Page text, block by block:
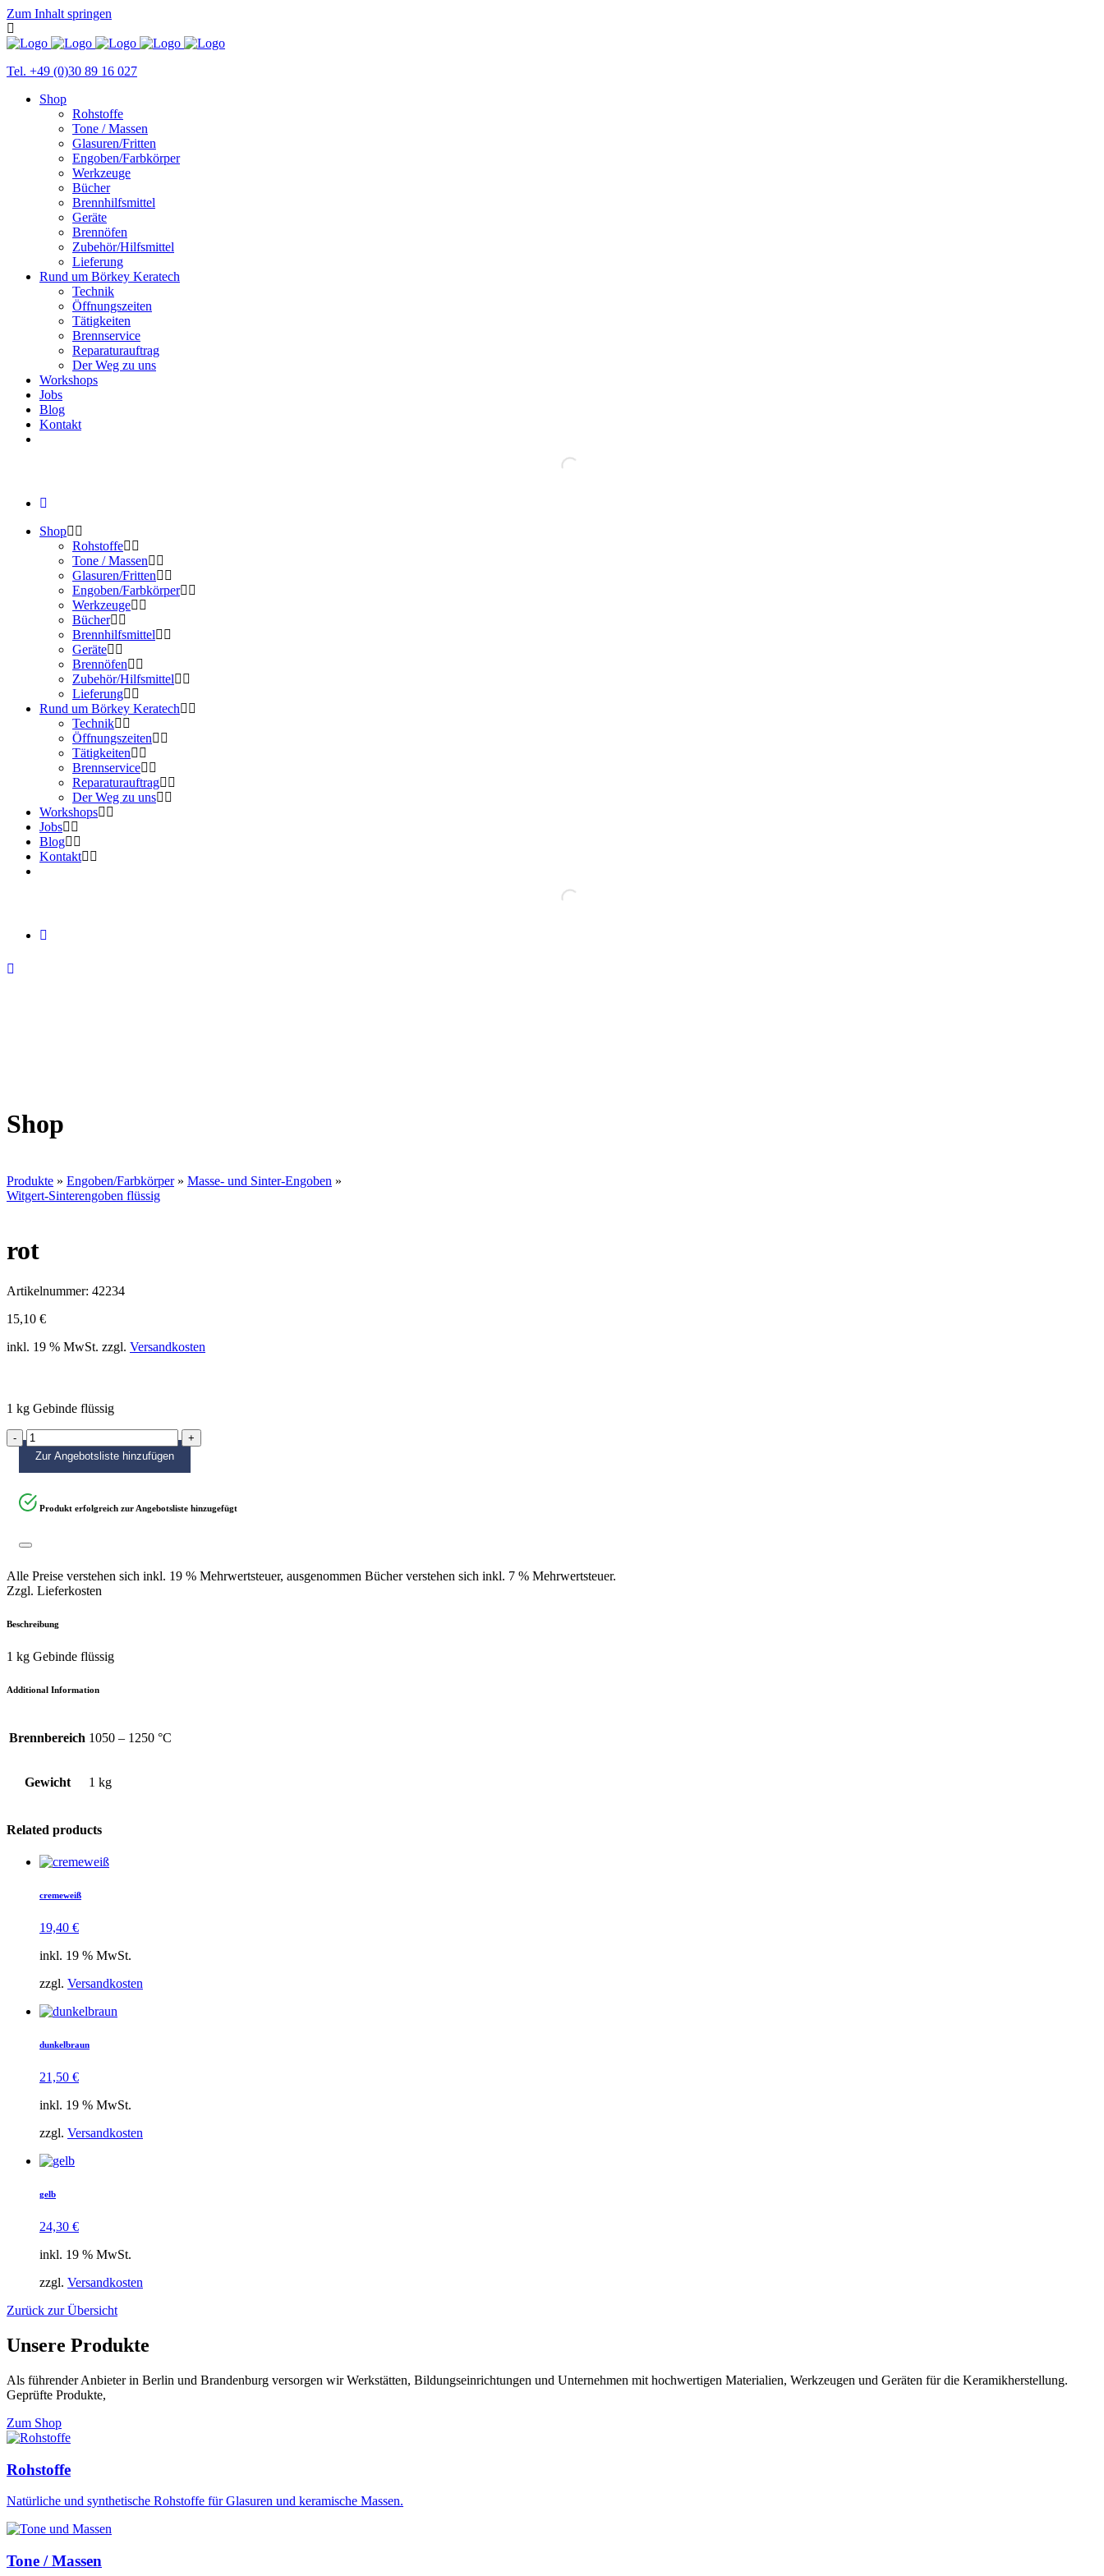
Zum Inhalt springen
Tel. +49 (0)30 89 16 027
Shop
Rohstoffe
Tone / Massen
Glasuren/Fritten
Engoben/Farbkörper
Werkzeuge
Bücher
Brennhilfsmittel
Geräte
Brennöfen
Zubehör/Hilfsmittel
Lieferung
Rund um Börkey Keratech
Technik
Öffnungszeiten
Tätigkeiten
Brennservice
Reparaturauftrag
Der Weg zu uns
Workshops
Jobs
Blog
Kontakt
Shop
Rohstoffe
Tone / Massen
Glasuren/Fritten
Engoben/Farbkörper
Werkzeuge
Bücher
Brennhilfsmittel
Geräte
Brennöfen
Zubehör/Hilfsmittel
Lieferung
Rund um Börkey Keratech
Technik
Öffnungszeiten
Tätigkeiten
Brennservice
Reparaturauftrag
Der Weg zu uns
Workshops
Jobs
Blog
Kontakt
Shop
Produkte » Engoben/Farbkörper» Masse- und Sinter-Engoben »
Witgert-Sinterengoben flüssig
rot
Artikelnummer: 42234
15,10 €
inkl. 19 % MwSt. zzgl. Versandkosten
1 kg Gebinde flüssig
rot
quantityZur Angebotsliste hinzufügen
Produkt erfolgreich zur Angebotsliste hinzugefügt
Alle Preise verstehen sich inkl. 19 % Mehrwertsteuer, ausgenommen Bücher verstehen sich inkl. 7 % Mehrwertsteuer.
Zzgl. Lieferkosten
Beschreibung
1 kg Gebinde flüssig
Additional Information
Brennbereich 1050 – 1250 °C
Gewicht 1 kg
Related products
cremeweiß
19,40 €
inkl. 19 % MwSt.
zzgl. Versandkosten
dunkelbraun
21,50 €
inkl. 19 % MwSt.
zzgl. Versandkosten
gelb
24,30 €
inkl. 19 % MwSt.
zzgl. Versandkosten
Zurück zur Übersicht
Unsere Produkte
Als führender Anbieter in Berlin und Brandenburg versorgen wir Werkstätten, Bildungseinrichtungen und Unternehmen mit hochwertigen Materialien, Werkzeugen und Geräten für die Keramikherstellung.
Geprüfte Produkte,
Zum Shop
Rohstoffe
Natürliche und synthetische Rohstoffe für Glasuren und keramische Massen.
Tone / Massen